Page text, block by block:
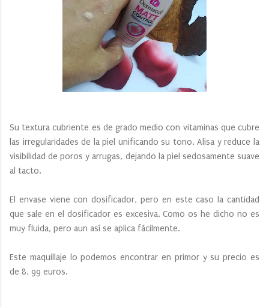
Su textura cubriente es de grado medio con vitaminas que cubre
las irregularidades de la piel unificando su tono. Alisa y reduce la
visibilidad de poros y arrugas, dejando la piel sedosamente suave
al tacto.
El envase viene con dosificador, pero en este caso la cantidad
que sale en el dosificador es excesiva. Como os he dicho no es
muy fluida, pero aun así se aplica fácilmente.
Este maquillaje lo podemos encontrar en primor y su precio es
de 8, 99 euros.